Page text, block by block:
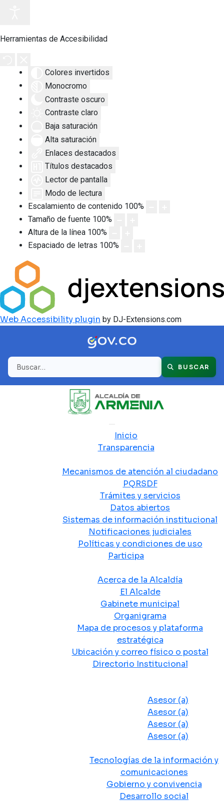
Herramientas de Accesibilidad
Colores invertidos
Monocromo
Contraste oscuro
Contraste claro
Baja saturación
Alta saturación
Enlaces destacados
Títulos destacados
Lector de pantalla
Modo de lectura
Escalamiento de contenido 100%
Tamaño de fuente 100%
Altura de la línea 100%
Espaciado de letras 100%
Web Accessibility plugin by DJ-Extensions.com
Buscar BUSCAR
Inicio
Transparencia
Mecanismos de atención al ciudadano
PQRSDF
Trámites y servicios
Datos abiertos
Sistemas de información institucional
Notificaciones judiciales
Políticas y condiciones de uso
Participa
Acerca de la Alcaldía
El Alcalde
Gabinete municipal
Organigrama
Mapa de procesos y plataforma
estratégica
Ubicación y correo físico o postal
Directorio Institucional
Asesor (a)
Asesor (a)
Asesor (a)
Asesor (a)
Tecnologías de la información y
comunicaciones
Gobierno y convivencia
Desarrollo social